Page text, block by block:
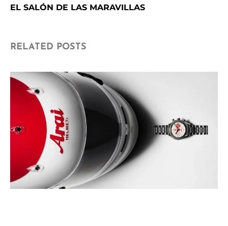
EL SALÓN DE LAS MARAVILLAS
RELATED POSTS